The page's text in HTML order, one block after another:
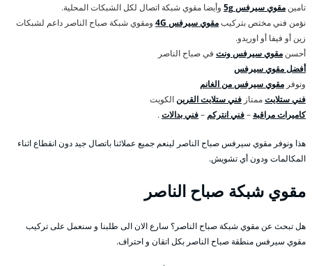
تامين مقوي سيرفس 5g
وأيضا مقوي شبكة اتصال لكل الشبكات المحلية.
نؤمن فني مختص بتركيبمقوي سيرفس 4G
ومقوي شبكة صباح الناصر داعم لشبكات
زين أو فيفا أو اوريدو.
أحسن مقوي سيرفس ونت في صباح الناصر
أفضل مقوي سيرفس
ونوفر مقوي سيرفس من الغانم
فني ستلايتممتاز فني ستلايت القرينالكويت
كاميرات مراقبة –فني انتركم –فني بدالات.
هذا ونوفر مقوي سيرفس صباح الناصر لينعم جميع عملائنا باتصال جيد دون انقطاع اثناء
المكالمات ودون أي تشويش.
مقوي شبكة صباح الناصر
هل تبحث عن مقوي شبكة صباح الناصر؟ سارع الان الى طلبنا و سنعمل على تركيب
مقوي سيرفس منطقة صباح الناصر بكل اتقان و احتراف.